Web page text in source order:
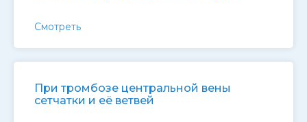
Смотреть
При тромбозе центральной вены
сетчатки и её ветвей